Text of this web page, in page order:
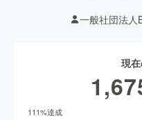
一般社団法人
現
111%達成